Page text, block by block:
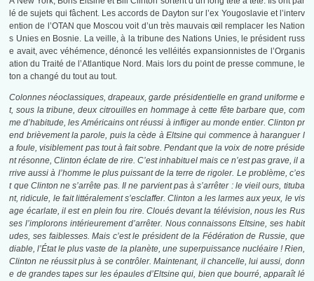
lé de sujets qui fâchent. Les accords de Dayton sur l’ex Yougoslavie et l’interv
ention de l’OTAN que Moscou voit d’un très mauvais œil remplacer les Nation
s Unies en Bosnie. La veille, à la tribune des Nations Unies, le président russ
e avait, avec véhémence, dénoncé les velléités expansionnistes de l’Organis
ation du Traité de l’Atlantique Nord. Mais lors du point de presse commune, le
ton a changé du tout au tout.
Colonnes néoclassiques, drapeaux, garde présidentielle en grand uniforme e
t, sous la tribune, deux citrouilles en hommage à cette fête barbare que, com
me d’habitude, les Américains ont réussi à infliger au monde entier. Clinton pr
end brièvement la parole, puis la cède à Eltsine qui commence à haranguer l
a foule, visiblement pas tout à fait sobre. Pendant que la voix de notre préside
nt résonne, Clinton éclate de rire. C’est inhabituel mais ce n’est pas grave, il a
rrive aussi à l’homme le plus puissant de la terre de rigoler. Le problème, c’es
t que Clinton ne s’arrête pas. Il ne parvient pas à s’arrêter : le vieil ours, tituba
nt, ridicule, le fait littéralement s’esclaffer. Clinton a les larmes aux yeux, le vis
age écarlate, il est en plein fou rire. Cloués devant la télévision, nous les Rus
ses l’implorons intérieurement d’arrêter. Nous connaissons Eltsine, ses habit
udes, ses faiblesses. Mais c’est le président de la Fédération de Russie, que
diable, l’État le plus vaste de la planète, une superpuissance nucléaire ! Rien,
Clinton ne réussit plus à se contrôler. Maintenant, il chancelle, lui aussi, donn
e de grandes tapes sur les épaules d’Eltsine qui, bien que bourré, apparaît lé